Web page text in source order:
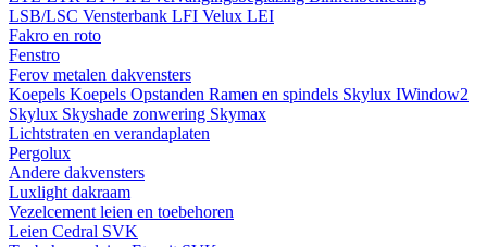
LSB/LSC Vensterbank LFI Velux LEI
Fakro en roto
Fenstro
Ferov metalen dakvensters
Koepels Koepels Opstanden Ramen en spindels Skylux IWindow2
Skylux Skyshade zonwering Skymax
Lichtstraten en verandaplaten
Pergolux
Andere dakvensters
Luxlight dakraam
Vezelcement leien en toebehoren
Leien Cedral SVK